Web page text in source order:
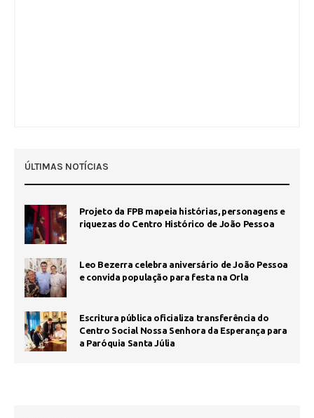
ÚLTIMAS NOTÍCIAS
Projeto da FPB mapeia histórias, personagens e
riquezas do Centro Histórico de João Pessoa
Leo Bezerra celebra aniversário de João Pessoa
e convida população para festa na Orla
Escritura pública oficializa transferência do
Centro Social Nossa Senhora da Esperança para
a Paróquia Santa Júlia